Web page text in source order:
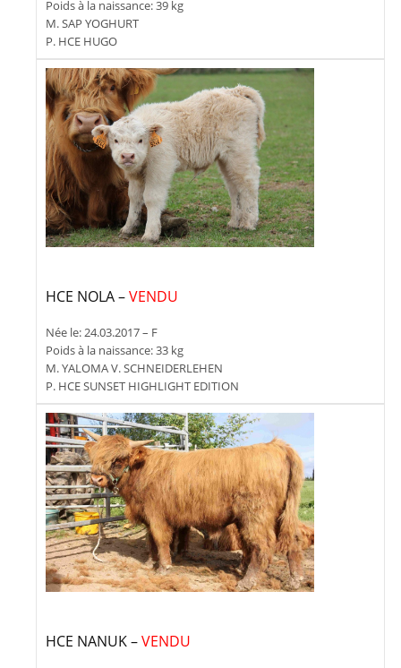
Poids à la naissance: 39 kg
M. SAP YOGHURT
P. HCE HUGO
HCE NOLA –VENDU
Née le: 24.03.2017 – F
Poids à la naissance: 33 kg
M. YALOMA V. SCHNEIDERLEHEN
P. HCE SUNSET HIGHLIGHT EDITION
HCE NANUK –VENDU